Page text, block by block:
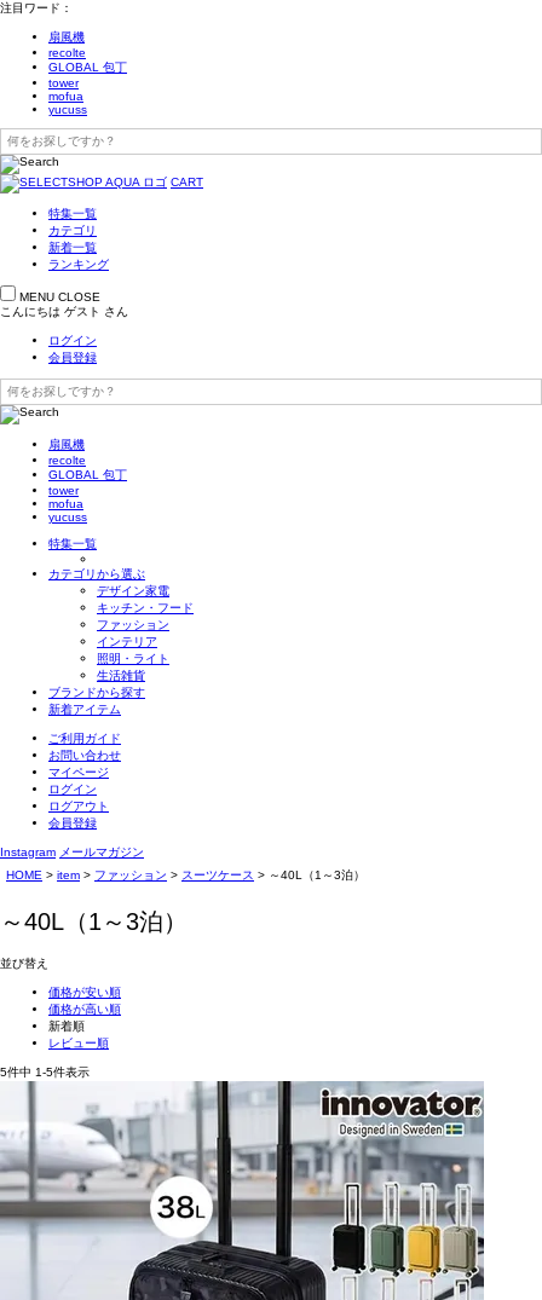
注目ワード：
扇風機
recolte
GLOBAL 包丁
tower
mofua
yucuss
CART
特集一覧
カテゴリ
新着一覧
ランキング
MENU CLOSE
こんにちは ゲスト さん
ログイン
会員登録
扇風機
recolte
GLOBAL 包丁
tower
mofua
yucuss
特集一覧
カテゴリから選ぶ
デザイン家電
キッチン・フード
ファッション
インテリア
照明・ライト
生活雑貨
ブランドから探す
新着アイテム
ご利用ガイド
お問い合わせ
マイページ
ログイン
ログアウト
会員登録
Instagram メールマガジン
HOME
item ファッション スーツケース ～40L（1～3泊）
～40L（1～3泊）
並び替え
価格が安い順
価格が高い順
新着順
レビュー順
5件中 1-5件表示